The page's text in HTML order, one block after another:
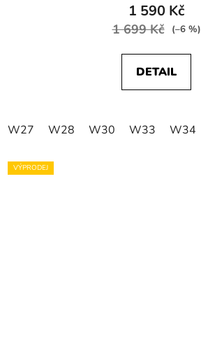
1 590 Kč
1 699 Kč (–6 %)
DETAIL
W27 W28 W30 W33 W34
VÝPRODEJ